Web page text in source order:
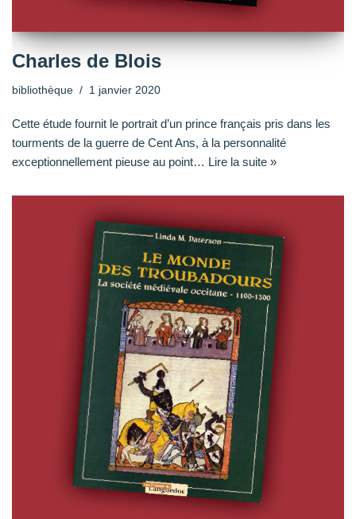
Charles de Blois
bibliothèque 1 janvier 2020
Cette étude fournit le portrait d’un prince français pris dans les
tourments de la guerre de Cent Ans, à la personnalité
exceptionnellement pieuse au point… Lire la suite »